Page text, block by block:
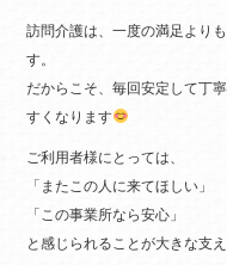
訪問介護は、一度の満足より
す。
だからこそ、毎回安定して丁
すくなります
ご利用者様にとっては、
「またこの人に来てほしい」
「この事業所なら安心」
と感じられることが大きな支え